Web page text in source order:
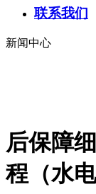
联系我们
新闻中心
后保障
程（水